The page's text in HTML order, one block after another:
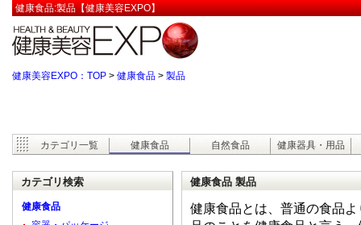
健康食品:製品【健康美容EXPO】
健康美容EXPO：TOP > 健康食品 > 製品
カテゴリ一覧 健康食品 自然食品 健康器具・用品
健康食品 製品
健康食品とは、普通の食品
カテゴリ検索
健康食品